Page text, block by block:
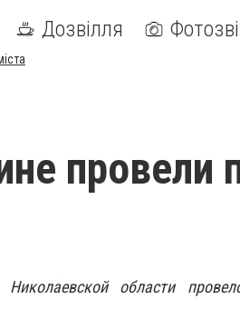
Дозвілля
провели
Николаевской области